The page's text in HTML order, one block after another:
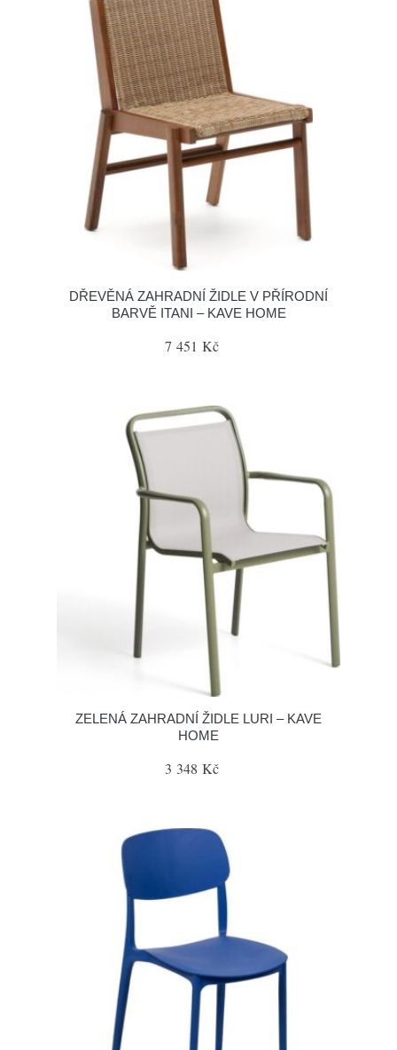
DŘEVĚNÁ ZAHRADNÍ ŽIDLE V PŘÍRODNÍ
BARVĚ ITANI – KAVE HOME
7 451 Kč
ZELENÁ ZAHRADNÍ ŽIDLE LURI – KAVE
HOME
3 348 Kč